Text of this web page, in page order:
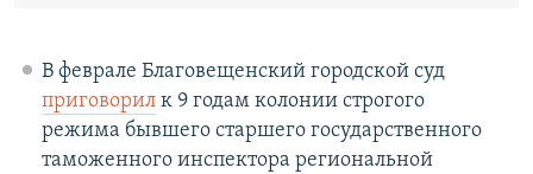
В феврале Благовещенский городской суд
приговорилк 9 годам колонии строгого
режима бывшего старшего государственного
таможенного инспектора региональной